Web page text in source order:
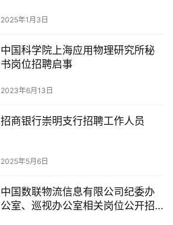
2025年1月3日
中国科学院上海应用物理研究所秘
书岗位招聘启事
2023年6月13日
招商银行崇明支行招聘工作人员
2025年5月6日
中国数联物流信息有限公司纪委办
公室、巡视办公室相关岗位公开招